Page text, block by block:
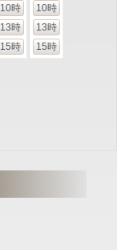
10時
13時
15時
10時
13時
15時